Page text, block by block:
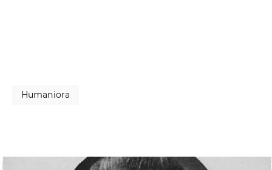
Humaniora